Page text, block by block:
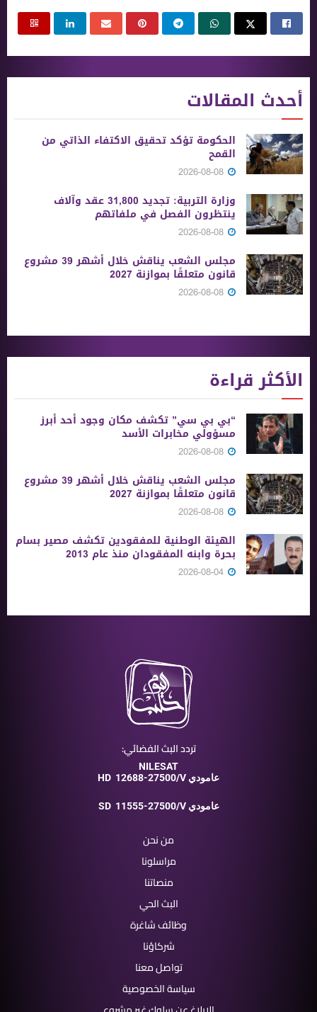
أحدث المقالات
الحكومة تؤكد تحقيق الاكتفاء الذاتي من
القمح
وزارة التربية: تجديد 31,800 عقد وآلاف
ينتظرون الفصل في ملفاتهم
مجلس الشعب يناقش خلال أشهر 39 مشروع
قانون متعلقًا بموازنة 2027
الأكثر قراءة
“بي بي سي” تكشف مكان وجود أحد أبرز
مسؤولي مخابرات الأسد
مجلس الشعب يناقش خلال أشهر 39 مشروع
قانون متعلقًا بموازنة 2027
الهيئة الوطنية للمفقودين تكشف مصير بسام
بحرة وابنه المفقودان منذ عام 2013
تردد البث الفضائي:
NILESAT
HD
12688-27500/V عامودي
SD 11555-27500/V عامودي
من نحن
مراسلونا
منصاتنا
البث الحي
وظائف شاغرة
شركاؤنا
تواصل معنا
سياسة الخصوصية